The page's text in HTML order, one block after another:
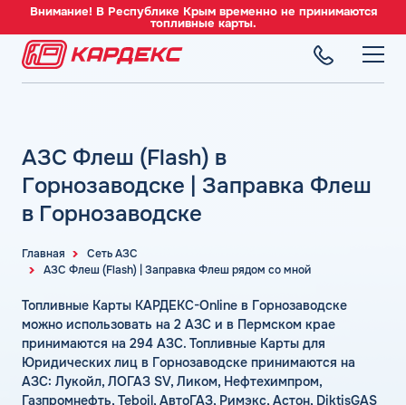
Внимание! В Республике Крым временно не принимаются
топливные карты.
Преимущества
Сравнение
Индивидуальный подход
Автомойки
Аdblue
Шиномонтаж
Вопросы и Ответы
СЕТЬ АЗС
Вся сеть АЗС
АЗС Лукойл
АЗС Татнефть
АЗС Газпром
АЗС Сургутнефтегаз
АЗС Нефтьмагистраль
ТОПЛИВО
Автомобильное топливо
Бензин
Дизельное топливо
Топливный газ
Топливные бренды
Наши города
Калькулятор расхода топлива
СЕРВИСЫ
Все сервисы
Аналитика и Рекомендации
Умный Личный Кабинет
Уведомления об окончании баланса
О компании
Контакты+7 (499) 322-22-95
info@card-oil.ru
Главная
Сеть АЗС
АЗС Флеш (Flash) | Заправка Флеш рядом со мной
АЗС Флеш (Flash) в
Горнозаводске | Заправка Флеш
в Горнозаводске
Топливные Карты КАРДЕКС-Online в Горнозаводске
можно использовать на 2 АЗС и в Пермском крае
принимаются на 294 АЗС. Топливные Карты для
Юридических лиц в Горнозаводске принимаются на
АЗС: Лукойл, ЛОГАЗ SV, Ликом, Нефтехимпром,
Газпромнефть, Teboil, АвтоГАЗ, Римэкс, Астон, DiktisGAS